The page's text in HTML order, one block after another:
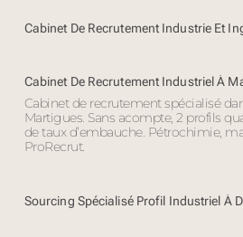
Cabinet De Recrutement Industrie Et
Cabinet De Recrutement Industriel À
Cabinet de recrutement spécialisé
Martigues. Sans acompte, 2 profils
de taux d’embauche. Pétrochimie,
ProRecrut.
Sourcing Spécialisé Profil Industriel À